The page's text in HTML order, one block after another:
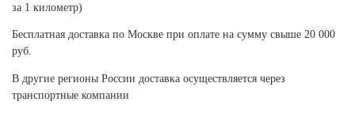
за 1 километр)
Бесплатная доставка по Москве при оплате на сумму свыше 20 000
руб.
В другие регионы России доставка осуществляется через
транспортные компании